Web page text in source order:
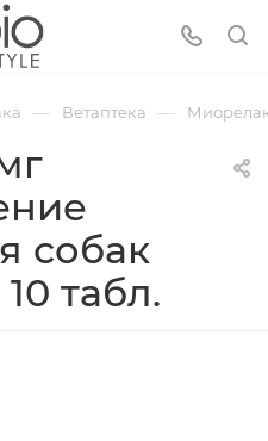
— Ветаптека —
собак
табл.